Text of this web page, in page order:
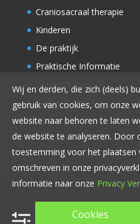
Craniosacraal therapie
Kinderen
De praktijk
Praktische Informatie
Waarom voor u?
E-take formulier
Contact
|Privacy
Wij en derden, die zich (deels)
gebruik van cookies, om onze
website naar behoren te laten
de website te analyseren. Door
toestemming voor het plaatsen
omschreven in onze
informatie naar onze Privacy
Cookies